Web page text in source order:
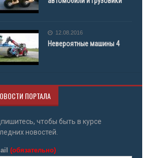
12.08.2016
Невероятные машины 4
ПОРТАЛА
чтобы быть в курсе
новостей.
(обязательно)